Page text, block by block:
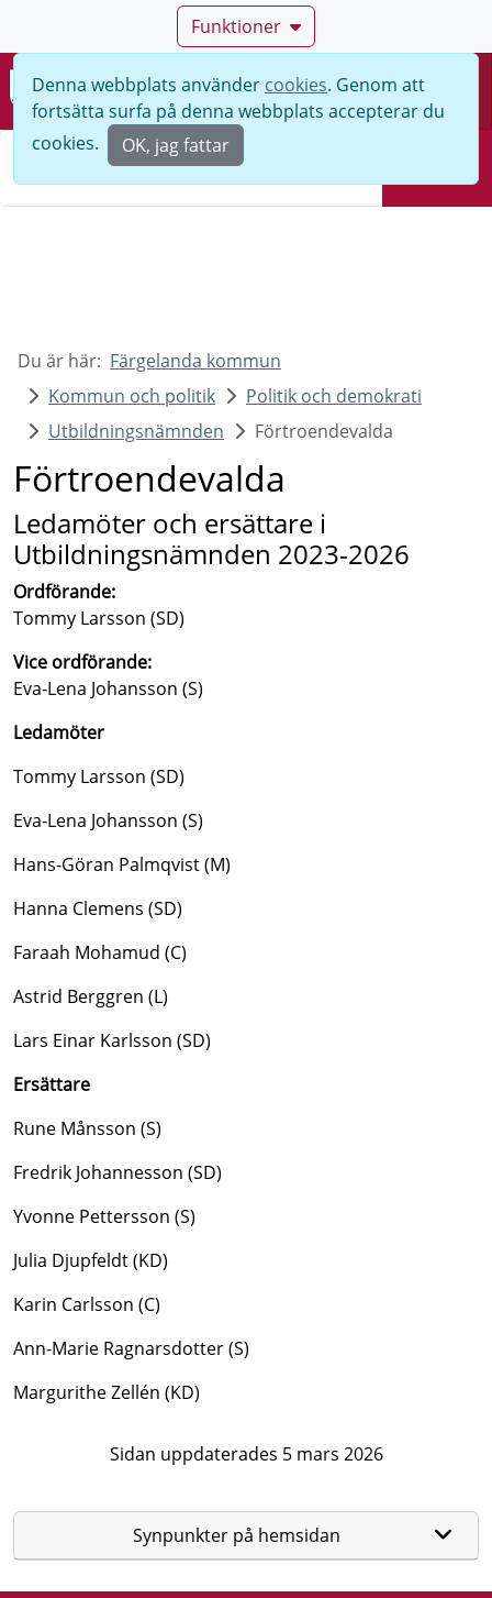
Funktioner
Meny
Denna webbplats använder cookies. Genom att
fortsätta surfa på denna webbplats accepterar du
cookies.
OK, jag fattar
Du är här: Färgelanda kommun
Kommun och politik
Politik och demokrati
Utbildningsnämnden
Förtroendevalda
Förtroendevalda
Ledamöter och ersättare i
Utbildningsnämnden 2023-2026
Ordförande:
Tommy Larsson (SD)
Vice ordförande:
Eva-Lena Johansson (S)
Ledamöter
Tommy Larsson (SD)
Eva-Lena Johansson (S)
Hans-Göran Palmqvist (M)
Hanna Clemens (SD)
Faraah Mohamud (C)
Astrid Berggren (L)
Lars Einar Karlsson (SD)
Ersättare
Rune Månsson (S)
Fredrik Johannesson (SD)
Yvonne Pettersson (S)
Julia Djupfeldt (KD)
Karin Carlsson (C)
Ann-Marie Ragnarsdotter (S)
Margurithe Zellén (KD)
Sidan uppdaterades 5 mars 2026
Synpunkter på hemsidan